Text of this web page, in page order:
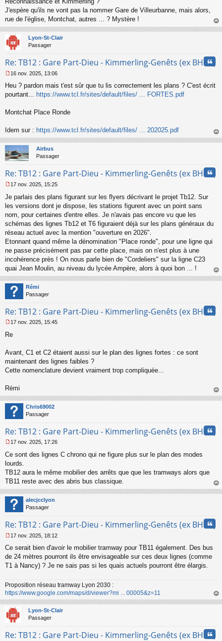
g
e
n
o
n
l
u
J'espère qu'ils ne vont pas la nommer Gare de Villeurbanne, mais alors,
rue de l'église, Montchat, autres ... ? Mystère !
au
Lyon-St-Clair
Passager
Re: TB12 : Gare Part-Dieu - Kimmerling-Genêts (ex BHNS)
e
s
g
n
o
n
l
u
16 nov. 2025, 13:06
Heu ? pardon mais t'est sûr que tu lis correctement les plans ? C'est écrit
pourtant... https://www.tcl.fr/sites/default/files/ ... FORTES.pdf
Montchat Place Ronde
Idem sur : https://www.tcl.fr/sites/default/files/ ... 202025.pdf
au
Airbus
Passager
Re: TB12 : Gare Part-Dieu - Kimmerling-Genêts (ex BHNS)
e
s
g
e
n
o
u
17 nov. 2025, 15:25
Je parlais des plans figurant sur les flyers décrivant le projet Tb12. Sur
les versions dont je dispose, les stations figurent avec un point sans
nom, pour certaines d'entre elles. Je n'avais pas encore vu que les
schémas des lignes Tb12 et T6 figuraient déjà sur les plans généraux du
réseau actuel avec la mention "ouverture en 2026".
Etonnant quand même la dénomination "Place ronde", pour une ligne qui
ne passe précisément pas par cette place, mais on n'est plus à une
incohérence près ! On nous parle bien de "Cordeliers" sur la ligne C23
quai Jean Moulin, au niveau du lycée Ampère, alors à quoi bon ... !
au
Rémi
Passager
Re: TB12 : Gare Part-Dieu - Kimmerling-Genêts (ex BHNS)
e
g
e
o
l
u
17 nov. 2025, 15:45
Re
Avant, C1 et C2 étaient aussi sur le plan des lignes fortes : ce sont
maintenant des lignes faibles ?
Cette nomenclature devient vraiment trop compliquée...
Rémi
au
Chris69002
Passager
Re: TB12 : Gare Part-Dieu - Kimmerling-Genêts (ex BHNS)
e
s
s
a
g
n
o
l
u
17 nov. 2025, 17:26
Ce sont des lignes C chrono qui ne figure plus sur le plan des modes
lourds.
TB12 aura le même mobilier des arrêts que que les tramways alors que
TB11 reste avec des abris bus classique.
au
alecjcclyon
Passager
Re: TB12 : Gare Part-Dieu - Kimmerling-Genêts (ex BHNS)
e
s
s
e
n
o
n
l
u
17 nov. 2025, 18:12
Ce serait bien d'avoir le mobilier tramway pour TB11 également. Des bus
de 24 mètres pourront ils être envisageable sur ces deux lignes (comme
T1 à Nancy) ? Je ne sais pas si les quais actuels pourront être élargis.
Proposition réseau tramway Lyon 2030 :
https://www.google.com/maps/d/viewer?mi ... 00005&z=11
au
Lyon-St-Clair
Passager
Re: TB12 : Gare Part-Dieu - Kimmerling-Genêts (ex BHNS)